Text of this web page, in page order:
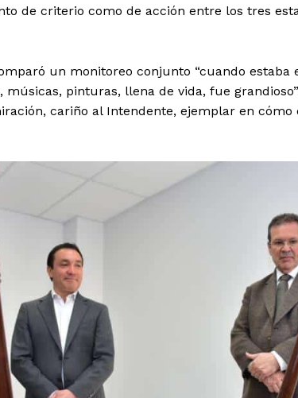
de criterio como de acción entre los tres
un monitoreo conjunto “cuando estaba
pinturas, llena de vida, fue
cariño al Intendente, ejemplar en